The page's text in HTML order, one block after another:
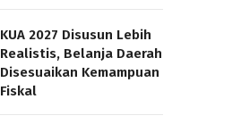
KUA 2027 Disusun Lebih
Realistis, Belanja Daerah
Disesuaikan Kemampuan
Fiskal